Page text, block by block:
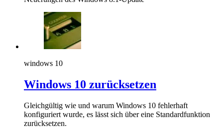
windows 10
Windows 10 zurücksetzen
Gleichgültig wie und warum Windows 10 fehlerhaft
konfiguriert wurde, es lässt sich über eine Standardfunktion
zurücksetzen.